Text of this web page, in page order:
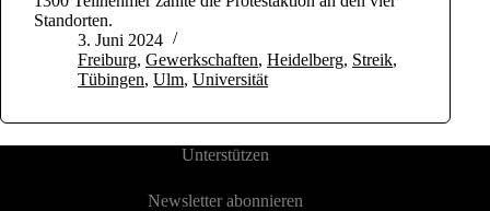
Standorten.
3. Juni 2024
Freiburg, Gewerkschaften, Heidelberg, Streik,
Tübingen, Ulm, Universität
Unterstützen
Newsletter abonnieren